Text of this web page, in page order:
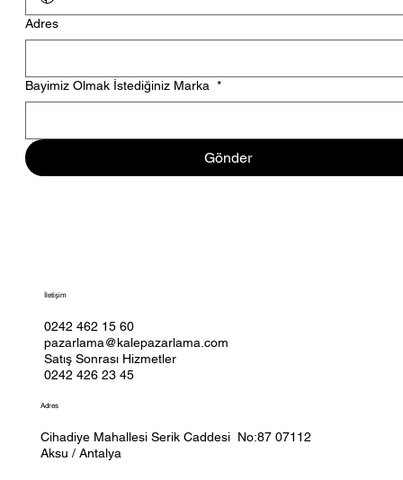
Adres
Bayimiz Olmak İstediğiniz Marka *
Gönder
İletişim
0242 462 15 60
pazarlama@kalepazarlama.com
Satış Sonrası Hizmetler
0242 426 23 45
Adres
Cihadiye Mahallesi Serik Caddesi No:87 07112
Aksu / Antalya